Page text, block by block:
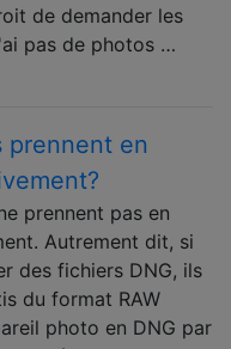
de demander les
pas de photos …
prennent en
prennent pas en
Autrement dit, si
des fichiers DNG, ils
du format RAW
photo en DNG par